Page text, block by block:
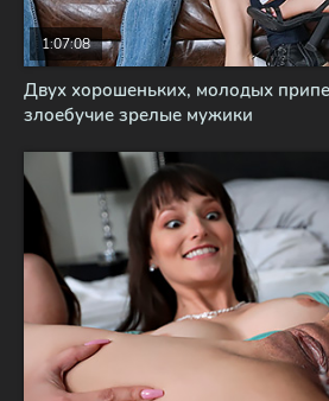
Двух хорошеньких, молодых
злоебучие зрелые мужики
1:07:08